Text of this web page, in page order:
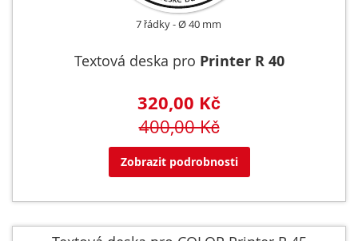
7 řádky Ø 40 mm
Textová deska pro Printer R 40
320,00 Kč
400,00 Kč
Zobrazit podrobnosti